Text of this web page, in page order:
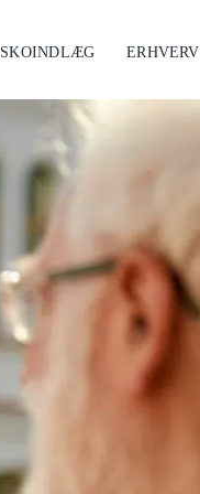
SKOINDLÆG ERHVERV